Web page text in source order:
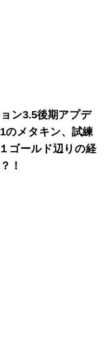
ン3.5後期アプデ
のメタキン、試練
ゴールド辺りの経
！